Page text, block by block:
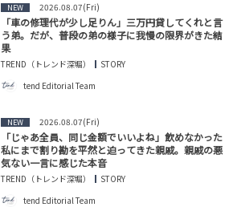
NEW 2026.08.07(Fri)
「車の修理代が少し足りん」三万円貸してくれと言
う弟。だが、普段の弟の様子に我慢の限界がきた結
果
TREND（トレンド深堀）
STORY
tend Editorial Team
NEW 2026.08.07(Fri)
「じゃあ全員、同じ金額でいいよね」飲めなかった
私にまで割り勘を平然と迫ってきた親戚。親戚の悪
気ない一言に感じた本音
TREND（トレンド深堀）
STORY
tend Editorial Team